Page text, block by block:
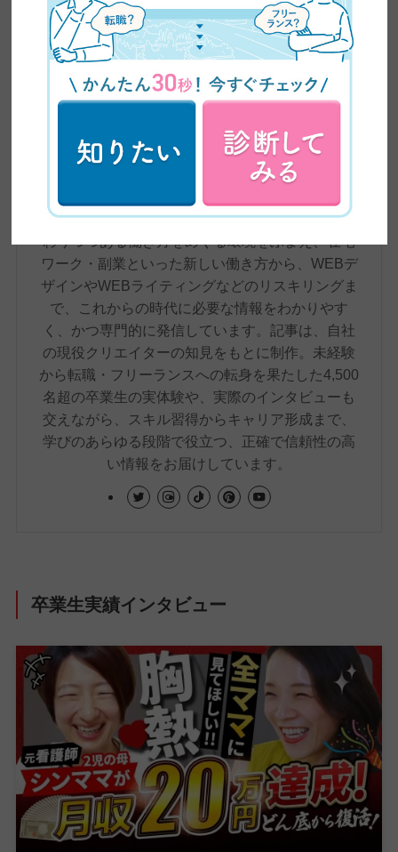
ZEROICHI TIMES by 日本デザイン 編集部
株式会社日本デザインが運営するメディア、
AIの台頭によるスキル需要の変化など、大きく変
わりつつある働き方をめぐる環境をふまえ、在宅
ワーク・副業といった新しい働き方から、WEBデ
ザインやWEBライティングなどのリスキリングま
で、これからの時代に必要な情報をわかりやす
く、かつ専門的に発信しています。記事は、自社
の現役クリエイターの知見をもとに制作。未経験
から転職・フリーランスへの転身を果たした4,500
名超の卒業生の実体験や、実際のインタビューも
交えながら、スキル習得からキャリア形成まで、
学びのあらゆる段階で役立つ、正確で信頼性の高
い情報をお届けしています。
卒業生実績インタビュー